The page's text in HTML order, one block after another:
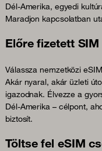
Dél-Amerika, egyedi
Maradjon kapcsolatban
Előre fizetett
Válassza nemzetközi
Akár nyaral, akár üzleti
igazodnak. Élvezze a
Dél-Amerika – célpont,
biztosít.
Töltse fel eSIM